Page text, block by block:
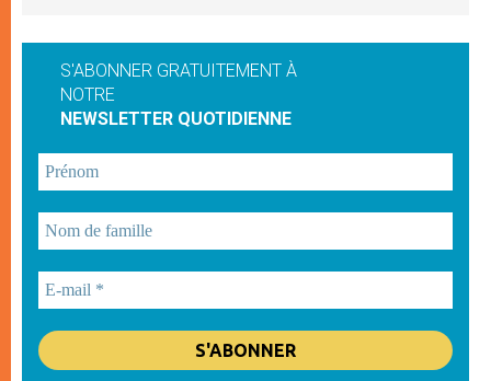
S'ABONNER GRATUITEMENT À
NOTRE
NEWSLETTER QUOTIDIENNE